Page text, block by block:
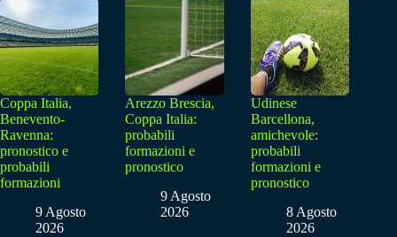
Coppa Italia,
Benevento-
Ravenna:
pronostico e
probabili
formazioni
9 Agosto
2026
Arezzo Brescia,
Coppa Italia:
probabili
formazioni e
pronostico
9 Agosto
2026
Udinese
Barcellona,
amichevole:
probabili
formazioni e
pronostico
8 Agosto
2026